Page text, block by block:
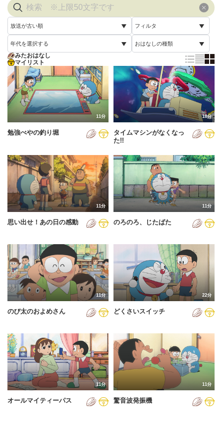
放送が古い順
放送が古い順
放送が新しい順
配信が古い順
配信が新しい順
あいうえお順(降順)
動画が長い順
動画が短い順
フィルタ
すべて
未視聴
年代を選択する
すべて
2005年
2006年
2007年
2008年
2011年
2012年
2013年
2014年
2015年
2016年
2017年
2019年
2020年
2021年
2022年
おはなしの種類
通常回
誕生日スペシャル
みたおはなし
マイリスト
11分
勉強べやの釣り堀
18分
タイムマシンがなくなっ
た!!
11分
思い出せ！あの日の感動
11分
のろのろ、じたばた
11分
のび太のおよめさん
22分
どくさいスイッチ
11分
オールマイティーパス
11分
驚音波発振機